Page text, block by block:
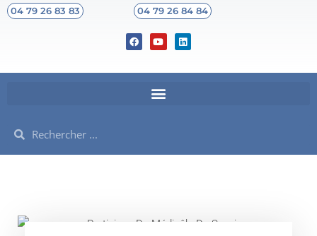
04 79 26 83 83 04 79 26 84 84
F
a
b
Y
o
u
e
L
i
e
Rechercher